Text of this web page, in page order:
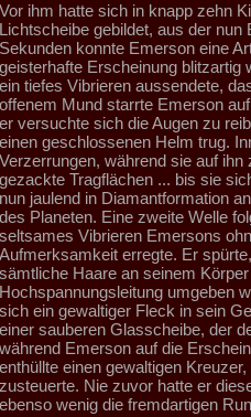
Vor ihm hatte sich in knapp zehn
Lichtscheibe gebildet, aus der
Sekunden konnte Emerson eine
geisterhafte Erscheinung
ein tiefes Vibrieren aussendete,
offenem Mund starrte Emerson
er versuchte sich die Augen zu
einen geschlossenen Helm trug.
Verzerrungen, während sie auf
gezackte Tragflächen ... bis sie
nun jaulend in Diamantformation
des Planeten. Eine zweite Welle
seltsames Vibrieren Emersons
Aufmerksamkeit erregte. Er
sämtliche Haare an seinem
Hochspannungsleitung umgeben
sich ein gewaltiger Fleck in sein
einer sauberen Glasscheibe, der
während Emerson auf die
enthüllte einen gewaltigen
zusteuerte. Nie zuvor hatte er
ebenso wenig die fremdartigen